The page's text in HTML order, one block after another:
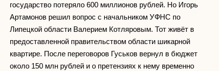
государство потеряло 600 миллионов рублей. Но Игорь
Артамонов решил вопрос с начальником УФНС по
Липецкой области Валерием Котляровым. Тот живёт в
предоставленной правительством области шикарной
квартире. После переговоров Гуськов вернул в бюджет
около 150 млн рублей и о претензиях к нему временно